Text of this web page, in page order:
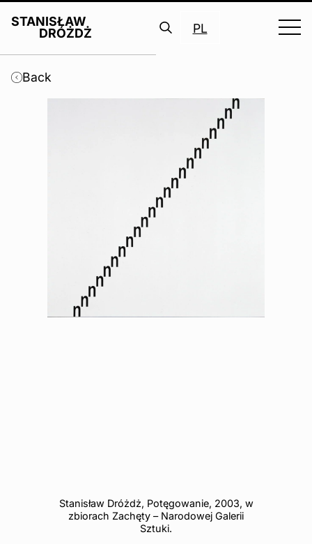
STANISŁAW
DRÓŻDŻ
Search
PL
Back
Stanisław Dróżdż, Potęgowanie, 2003, w
zbiorach Zachęty – Narodowej Galerii
Sztuki.